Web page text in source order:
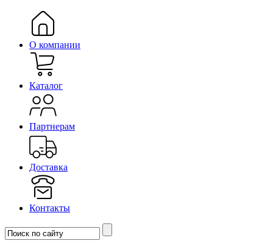
О компании
Каталог
Партнерам
Доставка
Контакты